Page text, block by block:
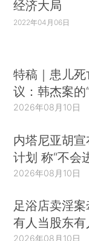
经济大局
2022年04月06日
特稿｜患儿
议：韩杰案的
2026年08月10日
内塔尼亚胡
计划 称“不会
2026年08月10日
足浴店卖淫
有人当股东
2026年08月10日